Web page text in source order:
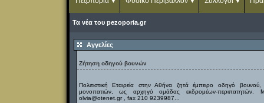
Τα νέα του pezoporia.gr
Αγγελίες
Ζήτηση οδηγού βουνών
Πολιτιστική Εταιρεία στην Αθήνα ζητά έμπειρο οδηγό
μονοπατιών, ως αρχηγό ομάδας εκδρομέων-περιπατητών.
olvia@otenet.gr , fax 210 9239987...